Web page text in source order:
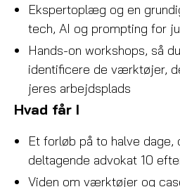
Ekspertoplæg og en
tech, AI og prompting for
Hands-on workshops, så
identificere de værktøjer,
jeres arbejdsplads
Hvad får I
Et forløb på to halve dage,
deltagende advokat 10
Viden om værktøjer og